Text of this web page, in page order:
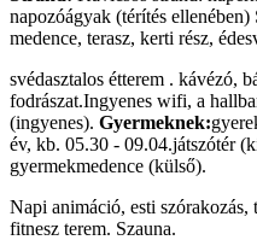
napozóágyak (térítés
medence, terasz, kerti rész,
svédasztalos étterem . kávézó,
fodrászat.Ingyenes wifi, a
(ingyenes). Gyermeknek:
év, kb. 05.30 - 09.04.játszótér
gyermekmedence (külső).
Napi animáció, esti
fitnesz terem. Szauna.